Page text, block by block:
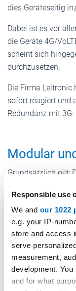
Responsible use
We and our 1022
e.g. your IP-
store and access
serve
measurement,
development.
and for what
dies Geräteseitig
Dabei ist es vor
die Geräte 4G/
scheint sich
durchzusetzen.
Die Firma Leitronic
sofort reagiert und
Redundanz mit
Modular
Grundsätzlich gilt:
Bewährtem, das
Erleichterung von
Aufwändige
bestehender
wie etwa 4G/
lassen sich durch
nachrüsten. Der